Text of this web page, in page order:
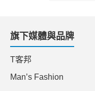
旗下媒體與品牌
T客邦
Man’s Fashion